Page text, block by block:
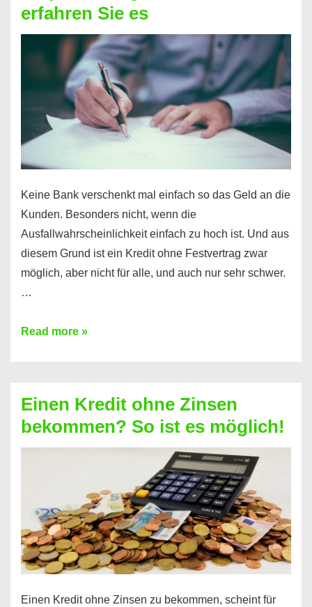
nicht
nur
für
Handy
möglich!
erfahren Sie es
Keine Bank verschenkt mal einfach so das Geld an die
Kunden. Besonders nicht, wenn die
Ausfallwahrscheinlichkeit einfach zu hoch ist. Und aus
diesem Grund ist ein Kredit ohne Festvertrag zwar
möglich, aber nicht für alle, und auch nur sehr schwer.
…
Ist
Festvertrag
für
jeden
erfahren
Sie
es
Read more »
Einen Kredit ohne Zinsen
bekommen? So ist es möglich!
Einen Kredit ohne Zinsen zu bekommen, scheint für